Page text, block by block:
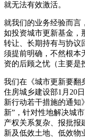
就无法有效激活。
就我们的业务经验而言
如投资城市更新基金，
转让、长期持有与协议
须提前明确，不然根本
资的后顾之忧（主要是
我们在《城市更新要翻
住房城乡建设部1月20
新行动若干措施的通知
新”，针对性地解决城
产权关系复杂、报批报
新及低效土地、低效物